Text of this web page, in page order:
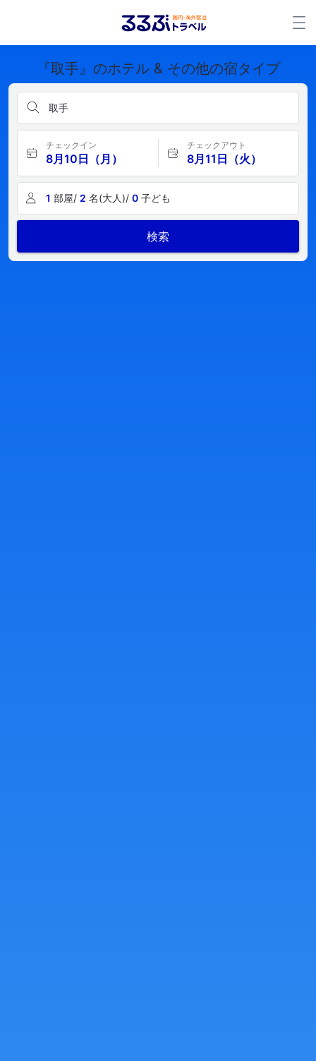
『取手』のホテル & その他の宿タイプ
取手
チェックイン
8月10日（月）
チェックアウト
8月11日（火）
1 部屋/ 2 名(大人)/ 0 子ども
検索